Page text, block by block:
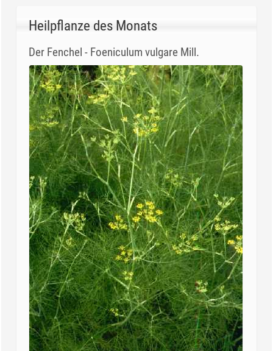
Heilpflanze des Monats
Der Fenchel - Foeniculum vulgare Mill.